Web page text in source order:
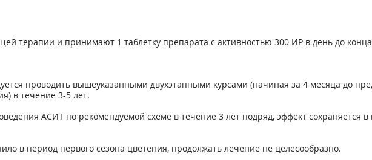
терапии и принимают 1 таблетку препарата с активностью 300 ИР в день до
проводить вышеуказанными двухэтапными курсами (начиная за 4 месяца до
в течение 3-5 лет.
АСИТ по рекомендуемой схеме в течение 3 лет подряд, эффект сохраняется
в период первого сезона цветения, продолжать лечение не целесообразно.